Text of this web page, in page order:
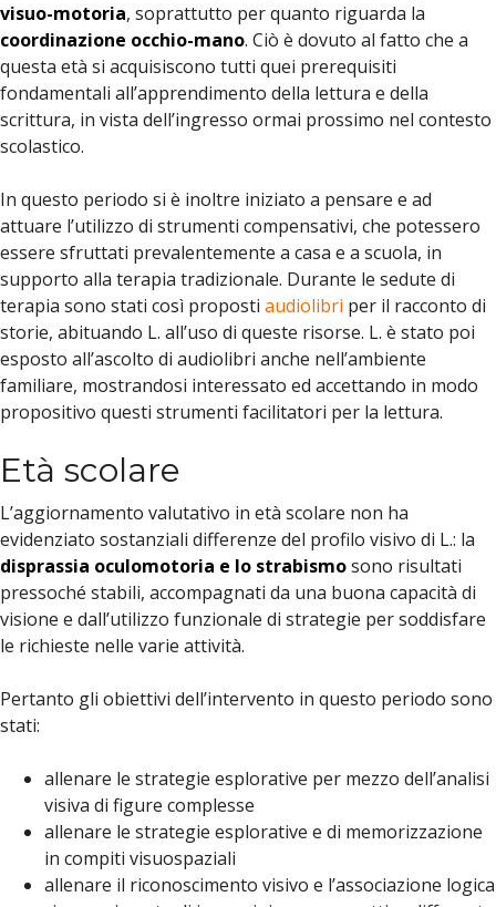
visuo-motoria, soprattutto per quanto riguarda la
coordinazione occhio-mano. Ciò è dovuto al fatto che a
questa età si acquisiscono tutti quei prerequisiti
fondamentali all’apprendimento della lettura e della
scrittura, in vista dell’ingresso ormai prossimo nel contesto
scolastico.
In questo periodo si è inoltre iniziato a pensare e ad
attuare l’utilizzo di strumenti compensativi, che potessero
essere sfruttati prevalentemente a casa e a scuola, in
supporto alla terapia tradizionale. Durante le sedute di
terapia sono stati così proposti audiolibri per il racconto di
storie, abituando L. all’uso di queste risorse. L. è stato poi
esposto all’ascolto di audiolibri anche nell’ambiente
familiare, mostrandosi interessato ed accettando in modo
propositivo questi strumenti facilitatori per la lettura.
Età scolare
L’aggiornamento valutativo in età scolare non ha
evidenziato sostanziali differenze del profilo visivo di L.: la
disprassia oculomotoria e lo strabismosono risultati
pressoché stabili, accompagnati da una buona capacità di
visione e dall’utilizzo funzionale di strategie per soddisfare
le richieste nelle varie attività.
Pertanto gli obiettivi dell’intervento in questo periodo sono
stati:
allenare le strategie esplorative per mezzo dell’analisi
visiva di figure complesse
allenare le strategie esplorative e di memorizzazione
in compiti visuospaziali
allenare il riconoscimento visivo e l’associazione logica